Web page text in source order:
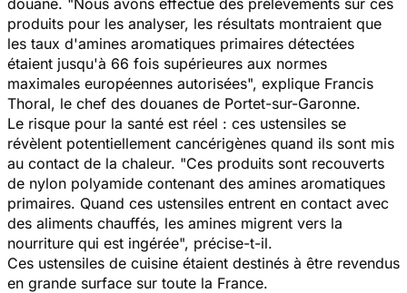
produits pour les analyser, les résultats montraient que
les taux d'amines aromatiques primaires détectées
étaient jusqu'à 66 fois supérieures aux normes
maximales européennes autorisées", explique Francis
Thoral, le chef des douanes de Portet-sur-Garonne.
Le risque pour la santé est réel : ces ustensiles se
révèlent potentiellement cancérigènes quand ils sont mis
au contact de la chaleur. "Ces produits sont recouverts
de nylon polyamide contenant des amines aromatiques
primaires. Quand ces ustensiles entrent en contact avec
des aliments chauffés, les amines migrent vers la
nourriture qui est ingérée", précise-t-il.
Ces ustensiles de cuisine étaient destinés à être revendus
en grande surface sur toute la France.